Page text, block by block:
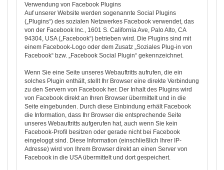
Verwendung von Facebook Plugins
Auf unserer Website werden sogenannte Social Plugins
(„Plugins“) des sozialen Netzwerkes Facebook verwendet, das
von der Facebook Inc., 1601 S. California Ave, Palo Alto, CA
94304, USA („Facebook“) betrieben wird. Die Plugins sind mit
einem Facebook-Logo oder dem Zusatz „Soziales Plug-in von
Facebook“ bzw. „Facebook Social Plugin“ gekennzeichnet.
Wenn Sie eine Seite unseres Webauftritts aufrufen, die ein
solches Plugin enthält, stellt Ihr Browser eine direkte Verbindung
zu den Servern von Facebook her. Der Inhalt des Plugins wird
von Facebook direkt an Ihren Browser übermittelt und in die
Seite eingebunden. Durch diese Einbindung erhält Facebook
die Information, dass Ihr Browser die entsprechende Seite
unseres Webauftritts aufgerufen hat, auch wenn Sie kein
Facebook-Profil besitzen oder gerade nicht bei Facebook
eingeloggt sind. Diese Information (einschließlich Ihrer IP-
Adresse) wird von Ihrem Browser direkt an einen Server von
Facebook in die USA übermittelt und dort gespeichert.